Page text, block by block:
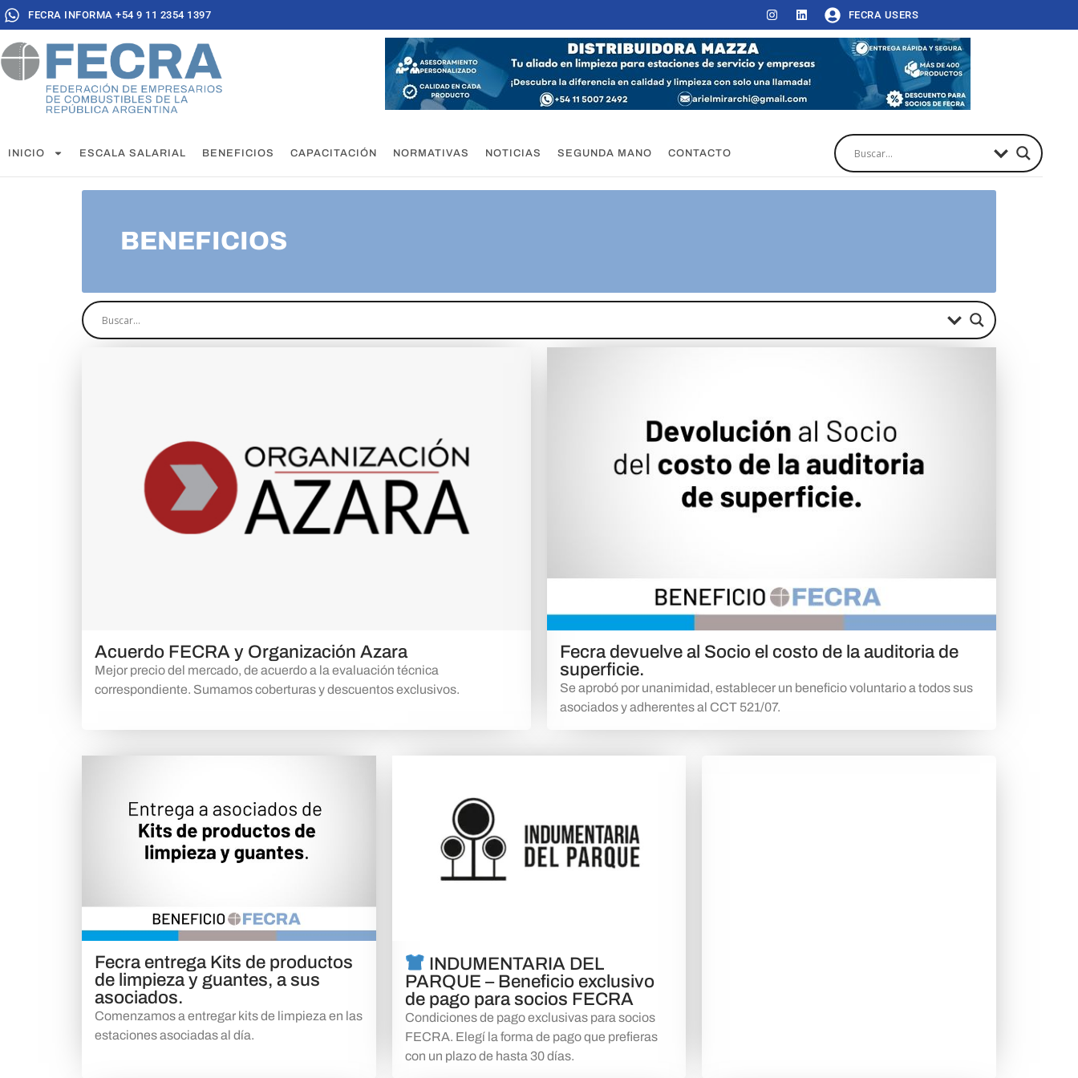
FECRA INFORMA +54 9 11 2354 1397 FECRA USERS
INICIO ESCALA SALARIAL BENEFICIOS CAPACITACIÓN NORMATIVAS NOTICIAS SEGUNDA MANO CONTACTO
BENEFICIOS
Acuerdo FECRA y Organización Azara
Mejor precio del mercado, de acuerdo a la evaluación técnica
correspondiente. Sumamos coberturas y descuentos exclusivos.
Fecra devuelve al Socio el costo de la auditoria de
superficie.
Se aprobó por unanimidad, establecer un beneficio voluntario a todos sus
asociados y adherentes al CCT 521/07.
Fecra entrega Kits de productos
de limpieza y guantes, a sus
asociados.
Comenzamos a entregar kits de limpieza en las
estaciones asociadas al día.
INDUMENTARIA DEL
PARQUE – Beneficio exclusivo
de pago para socios FECRA
Condiciones de pago exclusivas para socios
FECRA. Elegí la forma de pago que prefieras
con un plazo de hasta 30 días.